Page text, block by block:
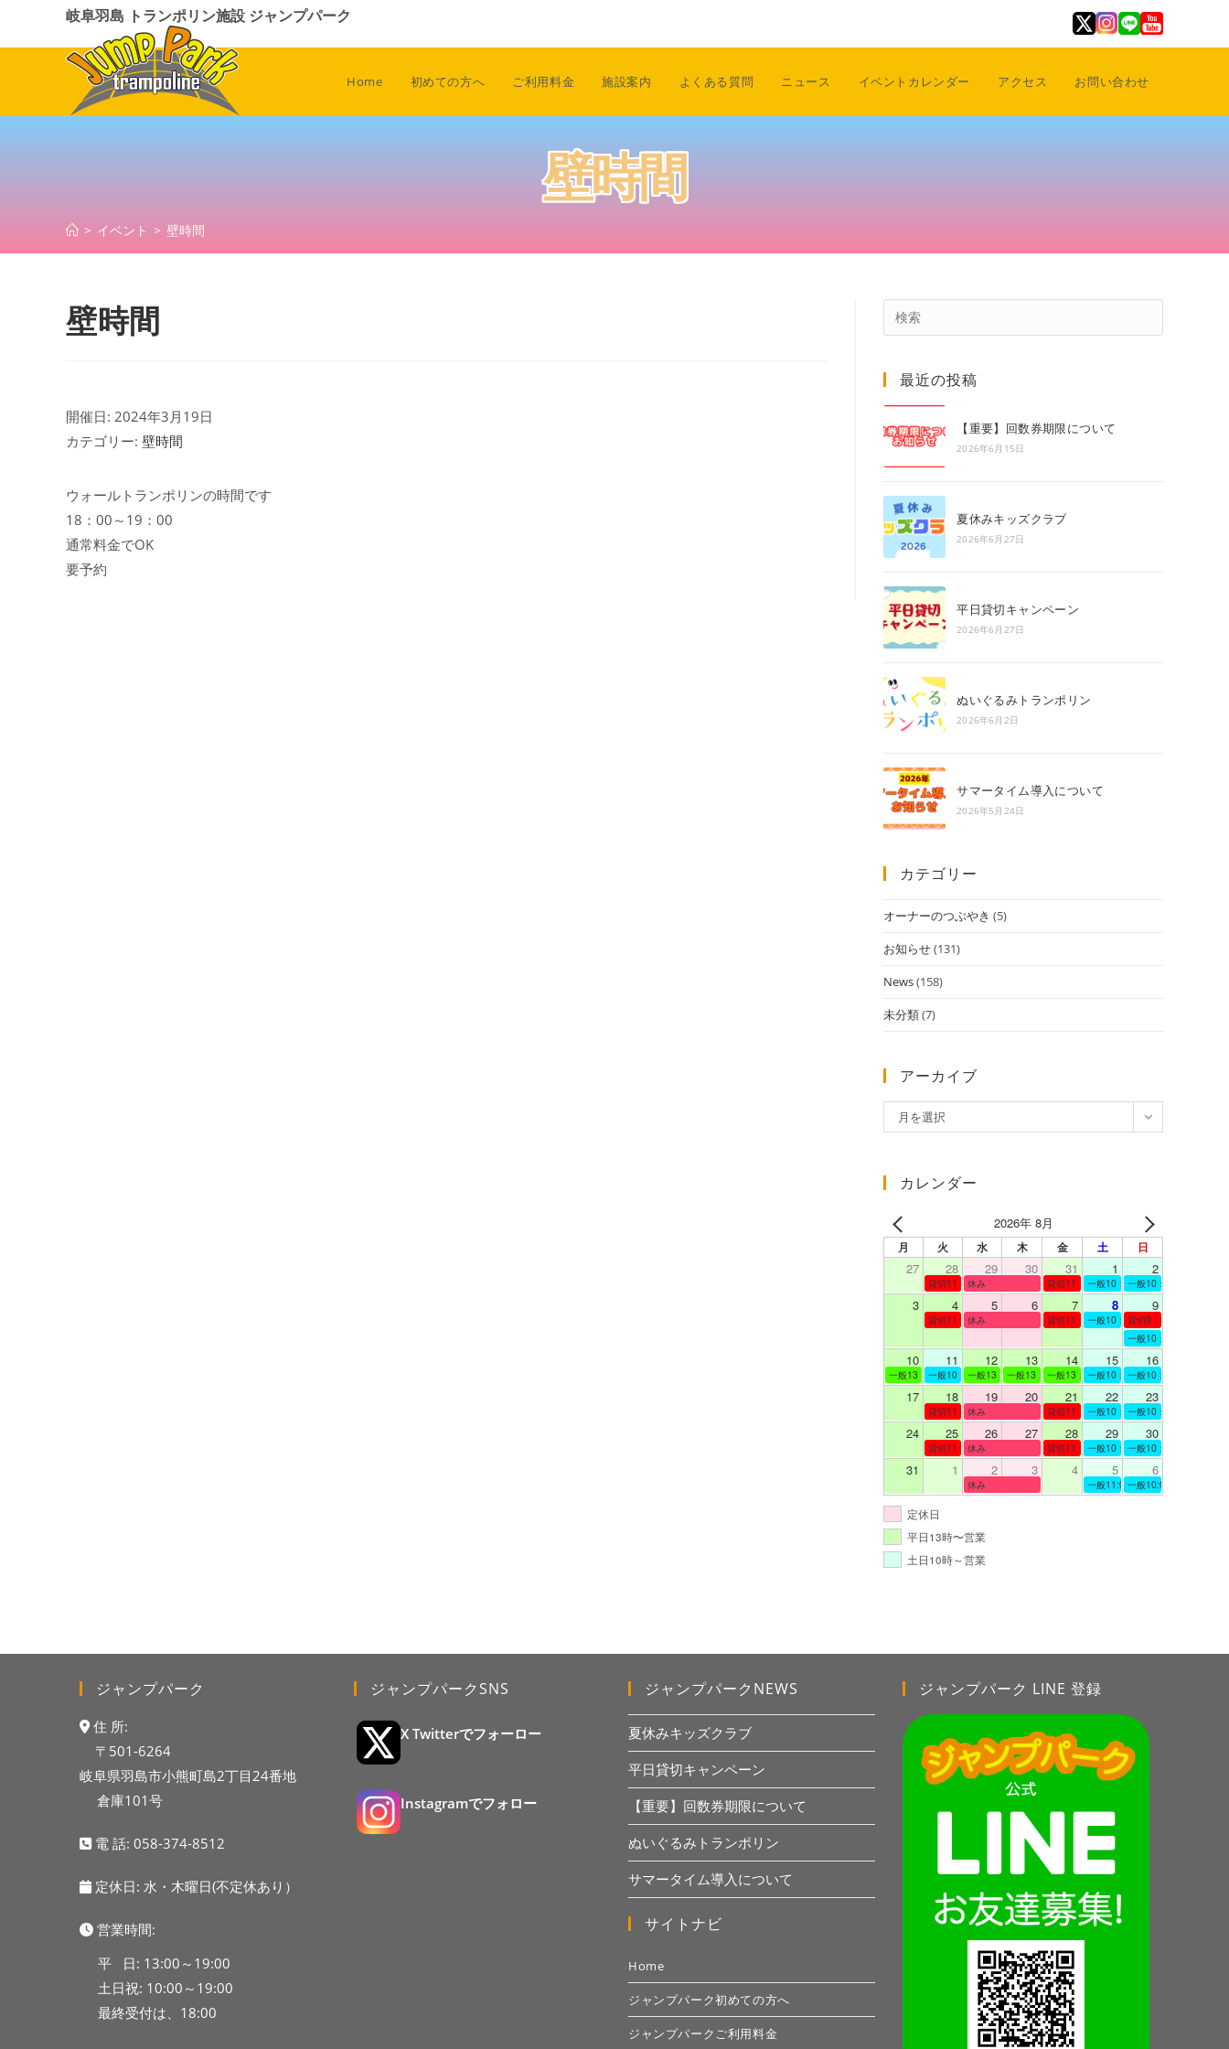
岐阜羽島 トランポリン施設 ジャンプパーク
Home 初めての方へ ご利用料金 施設案内 よくある質問 ニュース イベントカレンダー アクセス お問い合わせ
壁時間
> イベント > 壁時間
壁時間
開催日: 2024年3月19日
カテゴリー: 壁時間
ウォールトランポリンの時間です
18：00～19：00
通常料金でOK
要予約
Escape
最近の投稿
【重要】回数券期限について
2026年6月15日
夏休みキッズクラブ
2026年6月27日
平日貸切キャンペーン
2026年6月27日
ぬいぐるみトランポリン
2026年6月2日
サマータイム導入について
2026年5月24日
カテゴリー
オーナーのつぶやき (5)
お知らせ(131)
News(158)
未分類(7)
アーカイブ
ー
イ
月を選択
カレンダー
2026年 8月
月 火 水 木 金 土 日
27 28 29 30 31 1 2
貸切11：00～12：00
休み 貸切11：00～12：00
一般10：00～19：00一般10：00～19：00
3 4 5 6 7 8 9
貸切11：00～12：00
休み 貸切11：00～12：00
一般10：00～19：00
貸切9：00～10：00
一般10：00～19：00
10 11 12 13 14 15 16
一般13：00～19：00
一般10：00～19：00
一般13：00～19：00
一般13：00～19：00
一般13：00～19：00
一般10：00～19：00一般10：00～19：00
17 18 19 20 21 22 23
貸切11：00～12：00
休み 貸切11：00～13：00
一般10：00～19：00一般10：00～19：00
24 25 26 27 28 29 30
貸切11：00～12：00
休み 貸切11：00～12：00
一般10：00～19：00一般10：00～19：00
31 1 2 3 4 5 6
休み 一般11:00～19:00一般10:00～19:00
定休日
平日13時〜営業
土日10時～営業
ジャンプパーク
住 所:
〒501-6264
岐阜県羽島市小熊町島2丁目24番地
倉庫101号
電 話: 058-374-8512
定休日: 水・木曜日(不定休あり）
営業時間:
平 日: 13:00～19:00
土日祝: 10:00～19:00
最終受付は、18:00
ジャンプパークSNS
X Twitterでフォーロー
Instagramでフォロー
ジャンプパークNEWS
夏休みキッズクラブ
平日貸切キャンペーン
【重要】回数券期限について
ぬいぐるみトランポリン
サマータイム導入について
サイトナビ
Home
ジャンプパーク初めての方へ
ジャンプパークご利用料金
ジャンプパーク LINE 登録